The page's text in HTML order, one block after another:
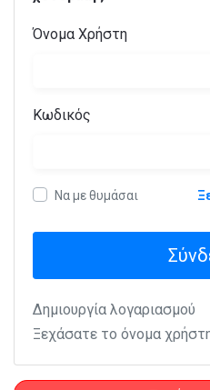
Όνομα Χρήστη
Κωδικός
Να με θυμάσαι
Δημιουργία λογαριασμού
Ξεχάσατε το όνομα